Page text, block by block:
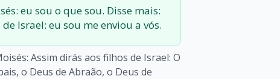
eu sou o que sou. Disse mais:
Israel: eu sou me enviou a vós.
Assim dirás aos filhos de Israel: O
o Deus de Abraão, o Deus de